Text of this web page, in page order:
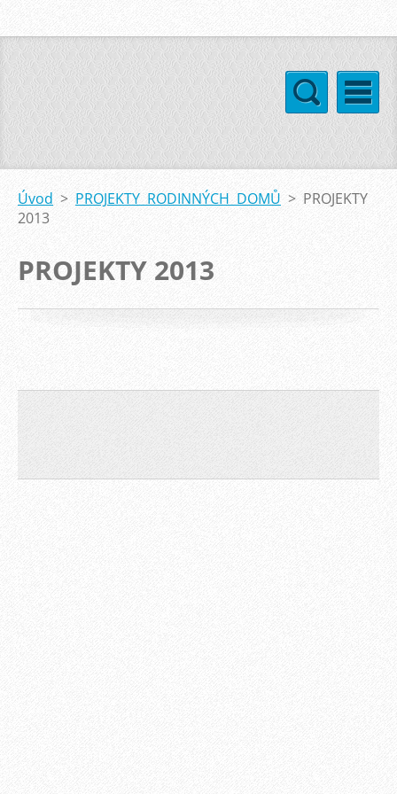
Úvod > PROJEKTY RODINNÝCH DOMŮ > PROJEKTY
2013
PROJEKTY 2013